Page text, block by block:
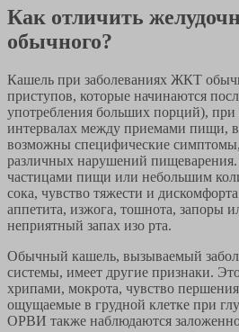
Как отличить
обычного?
Кашель при заболеваниях ЖКТ
приступов, которые начинаются
употребления больших порций),
интервалах между приемами пищи,
возможны специфические
различных нарушений
частицами пищи или небольшим
сока, чувство тяжести и
аппетита, изжога, тошнота, запоры
неприятный запах изо рта.
Обычный кашель, вызываемый
системы, имеет другие признаки.
хрипами, мокрота, чувство
ощущаемые в грудной клетке при
ОРВИ также наблюдаются